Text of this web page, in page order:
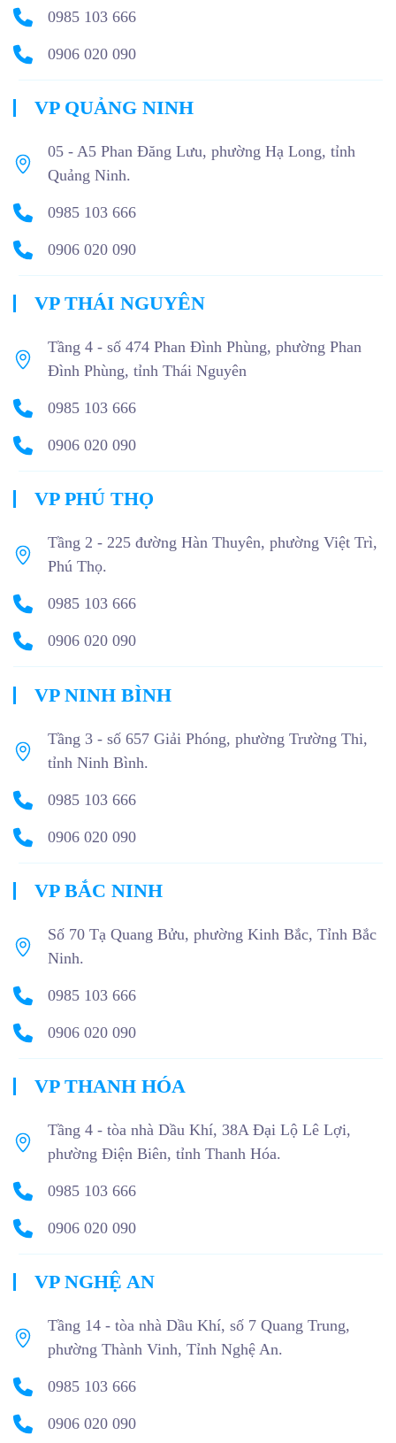
0985 103 666
0906 020 090
VP QUẢNG NINH
05 - A5 Phan Đăng Lưu, phường Hạ Long, tỉnh
Quảng Ninh.
0985 103 666
0906 020 090
VP THÁI NGUYÊN
Tầng 4 - số 474 Phan Đình Phùng, phường Phan
Đình Phùng, tỉnh Thái Nguyên
0985 103 666
0906 020 090
VP PHÚ THỌ
Tầng 2 - 225 đường Hàn Thuyên, phường Việt Trì,
Phú Thọ.
0985 103 666
0906 020 090
VP NINH BÌNH
Tầng 3 - số 657 Giải Phóng, phường Trường Thi,
tỉnh Ninh Bình.
0985 103 666
0906 020 090
VP BẮC NINH
Số 70 Tạ Quang Bửu, phường Kinh Bắc, Tỉnh Bắc
Ninh.
0985 103 666
0906 020 090
VP THANH HÓA
Tầng 4 - tòa nhà Dầu Khí, 38A Đại Lộ Lê Lợi,
phường Điện Biên, tỉnh Thanh Hóa.
0985 103 666
0906 020 090
VP NGHỆ AN
Tầng 14 - tòa nhà Dầu Khí, số 7 Quang Trung,
phường Thành Vinh, Tỉnh Nghệ An.
0985 103 666
0906 020 090